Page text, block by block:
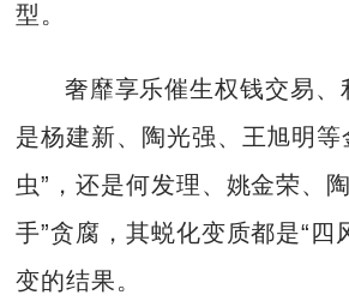
型。
奢靡享乐催生权钱交易、
是杨建新、陶光强、王旭明等
虫”，还是何发理、姚金荣、
手”贪腐，其蜕化变质都是“四
变的结果。